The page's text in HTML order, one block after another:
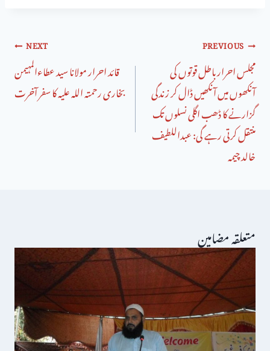
PREVIOUS
مجلس احرارباطل قوتوں کی
آنکھوں میں آنکھیں ڈال کر زندگی
گزارنے کا ڈھب اگلی نسلوں تک
منتقل کرتی رہے گی: عبداللطیف
خالد چیمہ
NEXT
قائد احرار مولانا سید عطاءالمہیمن
بخاری رحمتہ اللہ علیہ کا سفر آخرت
متعلقہ مضامین